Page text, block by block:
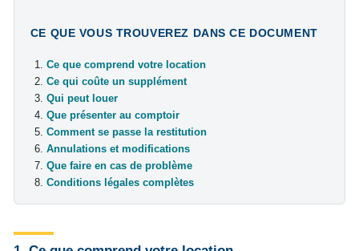
CE QUE VOUS TROUVEREZ DANS CE DOCUMENT
Ce que comprend votre location
Ce qui coûte un supplément
Qui peut louer
Que présenter au comptoir
Comment se passe la restitution
Annulations et modifications
Que faire en cas de problème
Conditions légales complètes